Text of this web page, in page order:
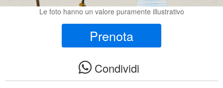
Le foto hanno un valore puramente illustrativo
Prenota
Condividi